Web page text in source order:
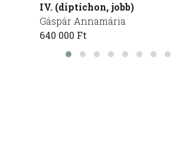
IV. (diptichon, jobb)
Gáspár Annamária
640 000 Ft